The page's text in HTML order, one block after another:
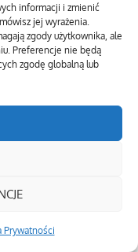
informacji i zmienić
jej wyrażenia.
zgody użytkownika, ale
Preferencje nie będą
zgodę globalną lub
Prywatności
sprawców
wjazd na
i
Wetlina.